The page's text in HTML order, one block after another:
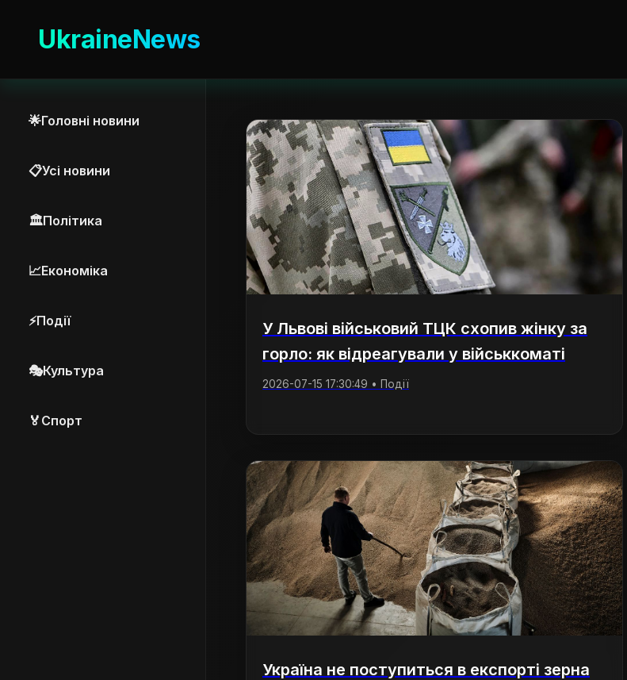
UkraineNews
🌟Головні новини
📋Усі новини
🏛️Політика
📈Економіка
⚡Події
🎭Культура
🏅 Спорт
У Львові військовий ТЦК схопив жінку за
горло: як відреагували у військкоматі
2026-07-15 17:30:49 • Події
Україна не поступиться в експорті зерна